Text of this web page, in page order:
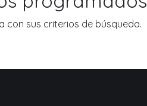
con sus criterios de búsqueda.